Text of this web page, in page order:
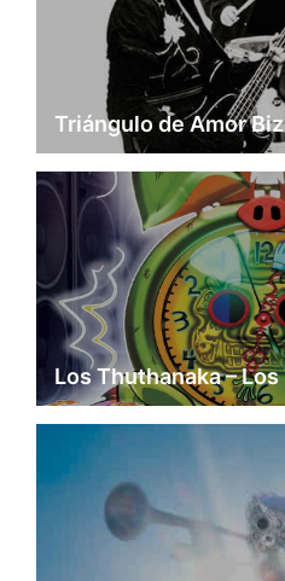
Triángulo de Amor
Los Thuthanaka –